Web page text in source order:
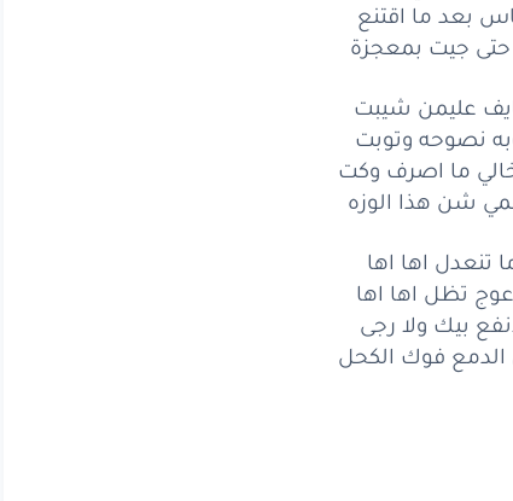
اشمصيبه
لاتنعشك
متحمل عيوبك
بذنوبك
منك اي
بعد ما اقتنع
حتى جيت بمعجزة
عليمن شيبت
نصوحه وتوبت
ما اصرف وكت
شن هذا الوزه
تنعدل اها اها
تظل اها اها
بيك ولا رجى
الدمع فوك الكحل